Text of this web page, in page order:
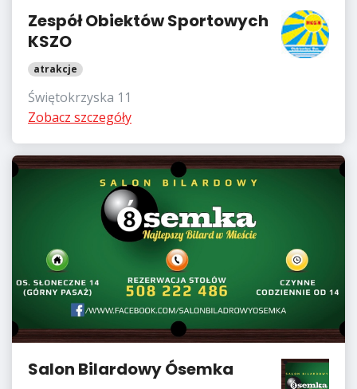
Zespół Obiektów Sportowych
KSZO
atrakcje
Świętokrzyska 11
Zobacz szczegóły
Salon Bilardowy Ósemka